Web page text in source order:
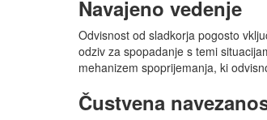
Navajeno vedenje
Odvisnost od sladkorja pogosto
odziv za spopadanje s temi
mehanizem spoprijemanja, ki
Čustvena